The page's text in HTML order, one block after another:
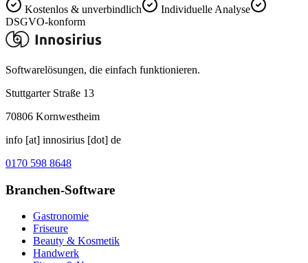
Kostenlos & unverbindlich
Individuelle Analyse
DSGVO-konform
Softwarelösungen, die einfach funktionieren.
Stuttgarter Straße 13
70806 Kornwestheim
info [at] innosirius [dot] de
0170 598 8648
Branchen-Software
Gastronomie
Friseure
Beauty & Kosmetik
Handwerk